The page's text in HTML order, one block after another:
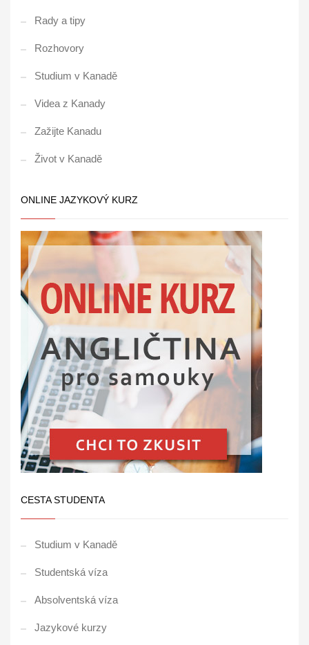
Rady a tipy
Rozhovory
Studium v Kanadě
Videa z Kanady
Zažijte Kanadu
Život v Kanadě
ONLINE JAZYKOVÝ KURZ
CESTA STUDENTA
Studium v Kanadě
Studentská víza
Absolventská víza
Jazykové kurzy